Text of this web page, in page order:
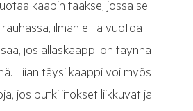
kaapin taakse, jossa se
ilman että vuotoa
jos allaskaappi on täynnä
Liian täysi kaappi voi myös
jos putkiliitokset liikkuvat ja